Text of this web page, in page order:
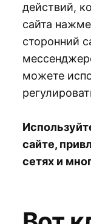
действий,
сайта
сторонний
можете
сайте,
сетях и